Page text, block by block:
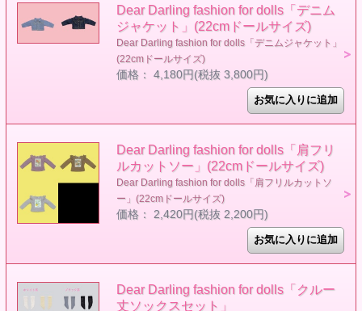
Dear Darling fashion for dolls「デニム
ジャケット」(22cmドールサイズ)
Dear Darling fashion for dolls「デニムジャケット」
(22cmドールサイズ)
価格： 4,180円(税抜 3,800円)
Dear Darling fashion for dolls「肩フリ
ルカットソー」(22cmドールサイズ)
Dear Darling fashion for dolls「肩フリルカットソ
ー」(22cmドールサイズ)
価格： 2,420円(税抜 2,200円)
Dear Darling fashion for dolls「クルー
丈ソックスセット」